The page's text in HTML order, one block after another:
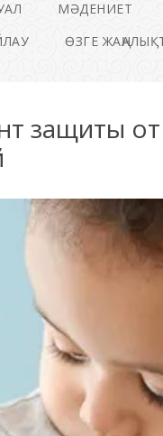
МӘДЕНИЕТ
ӨЗГЕ
защиты